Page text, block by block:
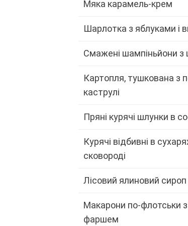
Мяка карамель-крем
Шарлотка з яблуками і
Смажені шампіньйони з
Картопля, тушкована з
каструлі
Пряні курячі шлунки в
Курячі відбивні в
сковороді
Лісовий ялиновий
Макарони по-флотськи
фаршем